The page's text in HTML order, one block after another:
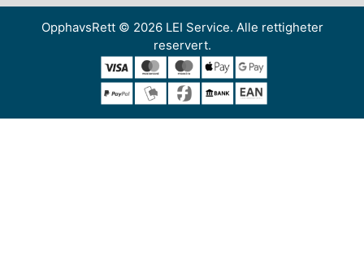
OpphavsRett © 2026 LEI Service. Alle rettigheter
reservert.